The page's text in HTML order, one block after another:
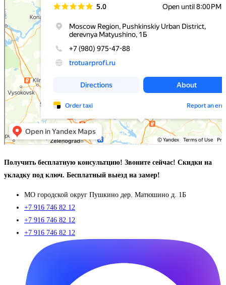
Получить бесплатную консультцию! Звоните сейчас! Скидки на
укладку под ключ. Бесплатный выезд на замер!
МO городской округ Пушкино дер. Матюшино д. 1Б
+7 916 746 82 12
+7 916 746 82 12
+7 916 746 82 12